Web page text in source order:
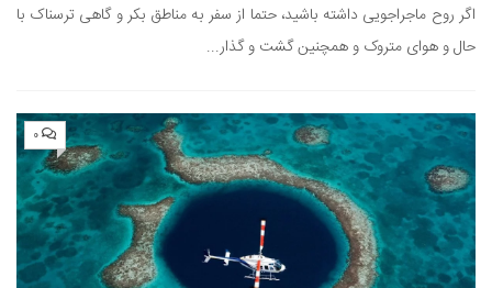
اگر روح ماجراجویی داشته باشید، حتما از سفر به مناطق بکر و گاهی ترسناک با
حال و هوای متروک و همچنین گشت و گذار...
۰